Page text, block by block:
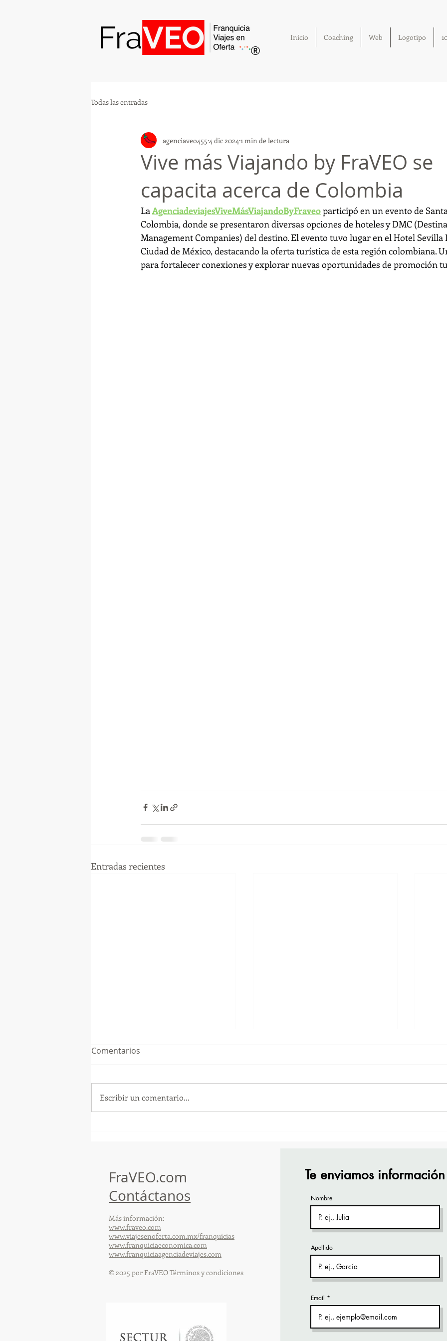
®
Inicio Coaching Web Logotipo
Todas las entradas
Vive más Viajando by FraVEO se
capacita acerca de Colombia
agenciaveo455 4 dic 2024 1 min de lectura
La AgenciadeviajesViveMásViajandoByFraveo participó en un evento de
Colombia, donde se presentaron diversas opciones de hoteles y DMC
Management Companies) del destino. El evento tuvo lugar en el Hotel Sevilla
Ciudad de México, destacando la oferta turística de esta región colombiana.
para fortalecer conexiones y explorar nuevas oportunidades de promoción
Entradas recientes
Comentarios
Escribir un comentario...
FraVEO.com
Contáctanos
Más información:
www.fraveo.com
www.viajesenoferta.com.mx/franquicias
www.franquiciaeconomica.com
www.franquiciaagenciadeviajes.com
© 2025 por FraVEO Términos y condiciones
Te enviamos información
Nombre
Apellido
Email